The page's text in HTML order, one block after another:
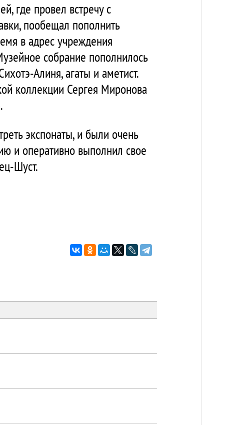
где провел встречу с
пообещал пополнить
в адрес учреждения
собрание пополнилось
Алиня, агаты и аметист.
коллекции Сергея Миронова
экспонаты, и были очень
и оперативно выполнил свое
Шуст.